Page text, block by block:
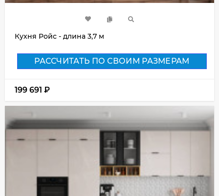
Кухня Ройс - длина 3,7 м
РАССЧИТАТЬ ПО СВОИМ РАЗМЕРАМ
199 691 ₽